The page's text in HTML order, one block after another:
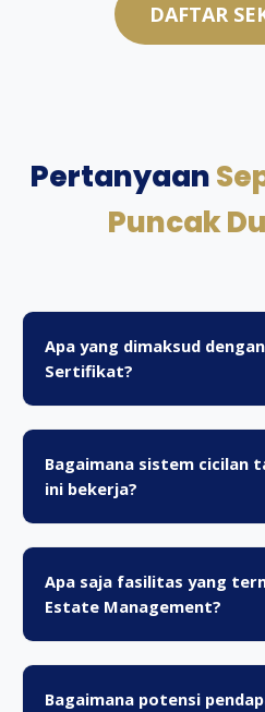
DAFTAR
Pertanyaan
Puncak
Apa yang dimaksud
Sertifikat?
Bagaimana sistem cicilan
ini bekerja?
Apa saja fasilitas yang
Estate Management?
Bagaimana potensi